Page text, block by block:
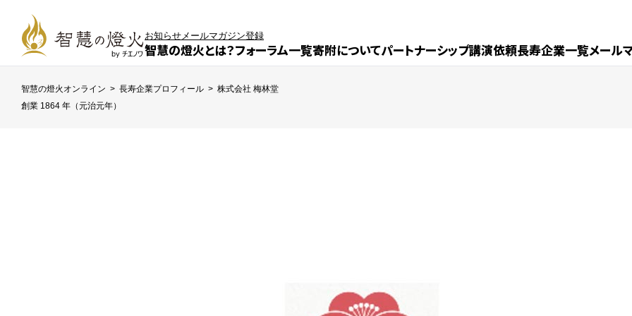
智慧の燈火とは？フォーラム一覧寄附についてパートナーシップ講演依頼長寿企業一覧メール
お知らせメールマガジン登録
智慧の燈火オンライン > 長寿企業プロフィール > 株式会社 梅林堂
創業 1864 年（元治元年）